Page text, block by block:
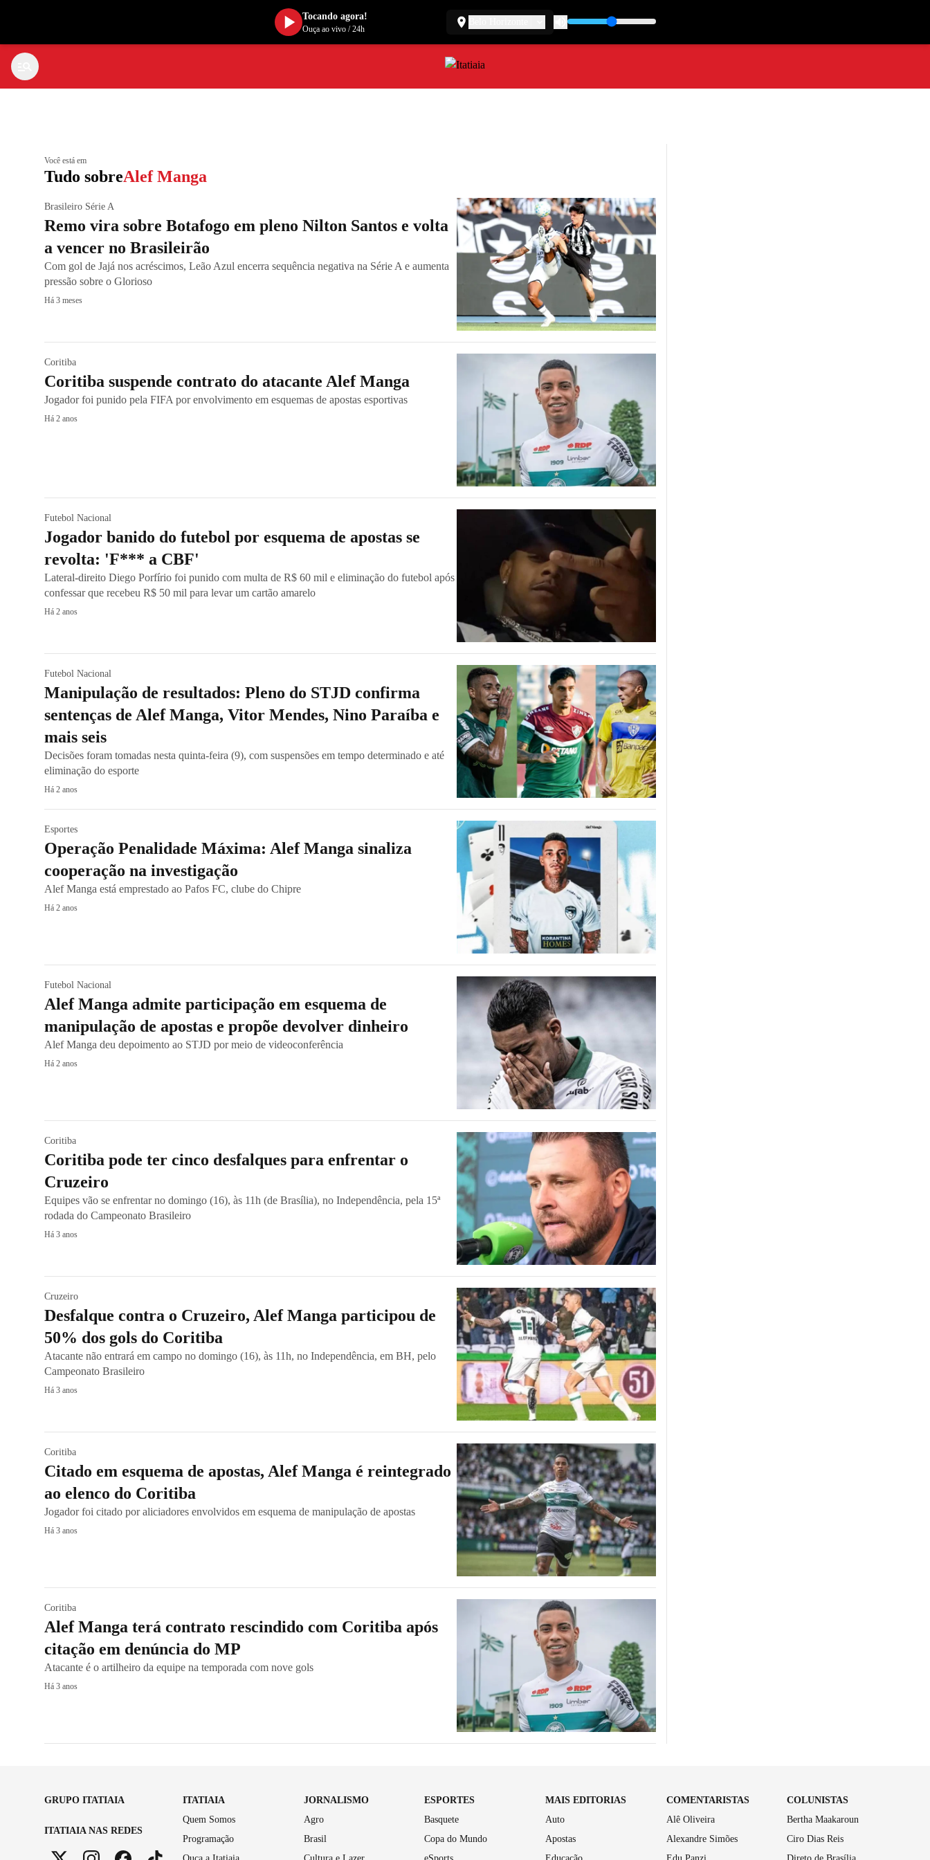
Você está em
Tudo sobreAlef Manga
Brasileiro Série A
Remo vira sobre Botafogo em pleno Nilton Santos e volta
a vencer no Brasileirão
Com gol de Jajá nos acréscimos, Leão Azul encerra sequência negativa na Série A e aumenta
pressão sobre o Glorioso
Há 3 meses
Coritiba
Coritiba suspende contrato do atacante Alef Manga
Jogador foi punido pela FIFA por envolvimento em esquemas de apostas esportivas
Há 2 anos
Futebol Nacional
Jogador banido do futebol por esquema de apostas se
revolta: 'F*** a CBF'
Lateral-direito Diego Porfírio foi punido com multa de R$ 60 mil e eliminação do futebol após
confessar que recebeu R$ 50 mil para levar um cartão amarelo
Há 2 anos
Futebol Nacional
Manipulação de resultados: Pleno do STJD confirma
sentenças de Alef Manga, Vitor Mendes, Nino Paraíba e
mais seis
Decisões foram tomadas nesta quinta-feira (9), com suspensões em tempo determinado e até
eliminação do esporte
Há 2 anos
Esportes
Operação Penalidade Máxima: Alef Manga sinaliza
cooperação na investigação
Alef Manga está emprestado ao Pafos FC, clube do Chipre
Há 2 anos
Futebol Nacional
Alef Manga admite participação em esquema de
manipulação de apostas e propõe devolver dinheiro
Alef Manga deu depoimento ao STJD por meio de videoconferência
Há 2 anos
Coritiba
Coritiba pode ter cinco desfalques para enfrentar o
Cruzeiro
Equipes vão se enfrentar no domingo (16), às 11h (de Brasília), no Independência, pela 15ª
rodada do Campeonato Brasileiro
Há 3 anos
Cruzeiro
Desfalque contra o Cruzeiro, Alef Manga participou de
50% dos gols do Coritiba
Atacante não entrará em campo no domingo (16), às 11h, no Independência, em BH, pelo
Campeonato Brasileiro
Há 3 anos
Coritiba
Citado em esquema de apostas, Alef Manga é reintegrado
ao elenco do Coritiba
Jogador foi citado por aliciadores envolvidos em esquema de manipulação de apostas
Há 3 anos
Coritiba
Alef Manga terá contrato rescindido com Coritiba após
citação em denúncia do MP
Atacante é o artilheiro da equipe na temporada com nove gols
Há 3 anos
GRUPO ITATIAIA
ITATIAIA NAS REDES
ITATIAIA
Quem Somos
Programação
JORNALISMO
Agro
Brasil
ESPORTES
Basquete
Copa do Mundo
MAIS EDITORIAS
Auto
Apostas
COMENTARISTAS
Alê Oliveira
Alexandre Simões
COLUNISTAS
Bertha Maakaroun
Ciro Dias Reis
Tocando agora!
Ouça ao vivo/24h